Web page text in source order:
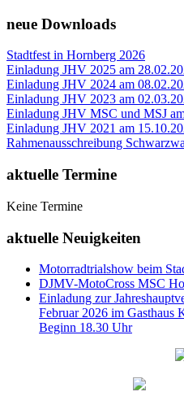
neue Downloads
Stadtfest in Hornberg 2026
Einladung JHV 2025 am
Einladung JHV 2024 am
Einladung JHV 2023 am
Einladung JHV MSC und MSJ
Einladung JHV 2021 am
Rahmenausschreibung
aktuelle Termine
Keine Termine
aktuelle Neuigkeiten
Motorradtrialshow beim
DJMV-MotoCross MSC
Einladung zur
Februar 2026 im Gasthaus
Beginn 18.30 Uhr